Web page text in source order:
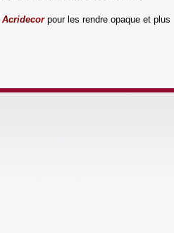
Acridecor pour les rendre opaque et plus